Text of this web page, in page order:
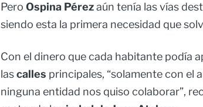
Pero Ospina Pérezaún tenía las vías
siendo esta la primera necesidad que
Con el dinero que cada habitante podía
lascalles principales, “solamente con el
ninguna entidad nos quiso colaborar”,